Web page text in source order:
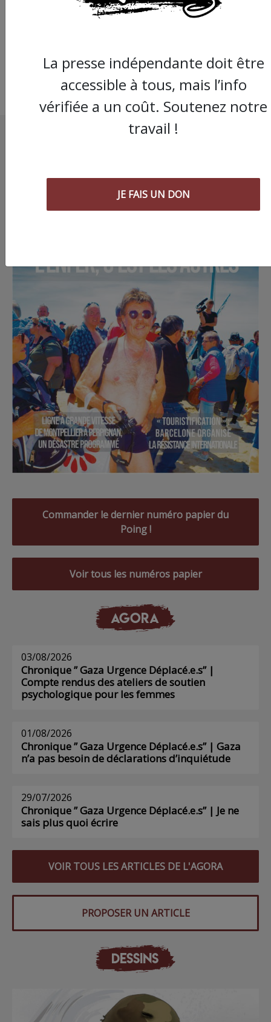
grève tous les week-
de l'été
Commander le dernier numéro papier du
Poing !
Voir tous les numéros papier
AGORA
03/08/2026
Chronique ” Gaza Urgence Déplacé.e.s” |
Compte rendus des ateliers de soutien
psychologique pour les femmes
01/08/2026
Chronique ” Gaza Urgence Déplacé.e.s” | Gaza
n’a pas besoin de déclarations d’inquiétude
29/07/2026
Chronique ” Gaza Urgence Déplacé.e.s” | Je ne
sais plus quoi écrire
VOIR TOUS LES ARTICLES DE L'AGORA
PROPOSER UN ARTICLE
DESSINS
La presse indépendante doit être
accessible à tous, mais l’info
vérifiée a un coût. Soutenez notre
travail !
JE FAIS UN DON